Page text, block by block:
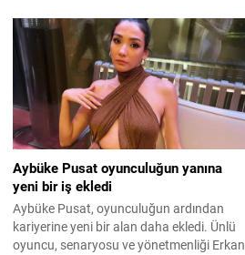
Aybüke Pusat oyunculuğun yanına
yeni bir iş ekledi
Aybüke Pusat, oyunculuğun ardından
kariyerine yeni bir alan daha ekledi. Ünlü
oyuncu, senaryosu ve yönetmenliği Erkan